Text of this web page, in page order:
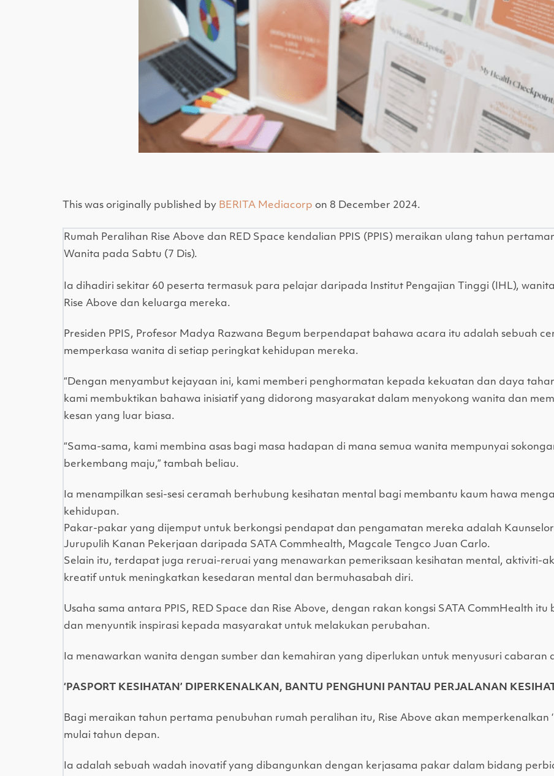
This was originally published by BERITA Mediacorp on 8 December 2024.
Rumah Peralihan Rise Above dan RED Space kendalian PPIS (PPIS) meraikan ulang tahun
Wanita pada Sabtu (7 Dis).
Ia dihadiri sekitar 60 peserta termasuk para pelajar daripada Institut Pengajian Tinggi (IHL),
Rise Above dan keluarga mereka.
Presiden PPIS, Profesor Madya Razwana Begum berpendapat bahawa acara itu adalah sebuah
memperkasa wanita di setiap peringkat kehidupan mereka.
“Dengan menyambut kejayaan ini, kami memberi penghormatan kepada kekuatan dan daya
kami membuktikan bahawa inisiatif yang didorong masyarakat dalam menyokong wanita dan
kesan yang luar biasa.
“Sama-sama, kami membina asas bagi masa hadapan di mana semua wanita mempunyai
berkembang maju,” tambah beliau.
Ia menampilkan sesi-sesi ceramah berhubung kesihatan mental bagi membantu kaum hawa
kehidupan.
Pakar-pakar yang dijemput untuk berkongsi pendapat dan pengamatan mereka adalah
Jurupulih Kanan Pekerjaan daripada SATA Commhealth, Magcale Tengco Juan Carlo.
Selain itu, terdapat juga reruai-reruai yang menawarkan pemeriksaan kesihatan mental, aktiviti-
kreatif untuk meningkatkan kesedaran mental dan bermuhasabah diri.
Usaha sama antara PPIS, RED Space dan Rise Above, dengan rakan kongsi SATA CommHealth
dan menyuntik inspirasi kepada masyarakat untuk melakukan perubahan.
Ia menawarkan wanita dengan sumber dan kemahiran yang diperlukan untuk menyusuri
‘PASPORT KESIHATAN’ DIPERKENALKAN, BANTU PENGHUNI PANTAU PERJALANAN
Bagi meraikan tahun pertama penubuhan rumah peralihan itu, Rise Above akan memperkenalkan
mulai tahun depan.
Ia adalah sebuah wadah inovatif yang dibangunkan dengan kerjasama pakar dalam bidang